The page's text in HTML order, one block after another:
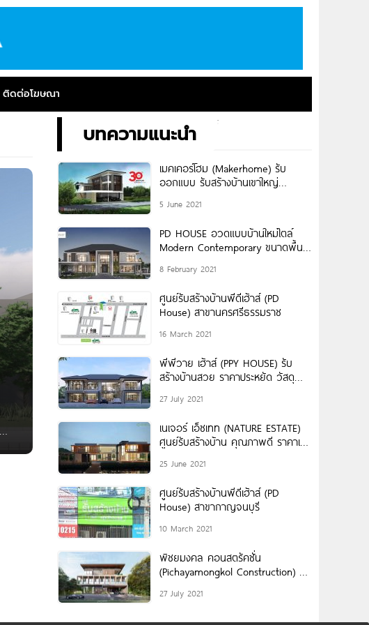
ติดต่อโฆษณา
บทความแนะนำ
เมคเคอร์โฮม (Makerhome) รับ
ออกแบบ รับสร้างบ้านเขาใหญ่
5 June 2021
PD HOUSE อวดแบบบ้านใหม่ไตล์
Modern Contemporary ขนาดพื้นที่
8 February 2021
ศูนย์รับสร้างบ้านพีดีเฮ้าส์ (PD
House) สาขานครศรีธรรมราช
16 March 2021
พีพีวาย เฮ้าส์ (PPY HOUSE) รับ
สร้างบ้านสวย ราคาประหยัด วัสดุ
27 July 2021
เนเจอร์ เอ็ซเทท (NATURE ESTATE)
ศูนย์รับสร้างบ้าน คุณภาพดี ราคาเป็น
25 June 2021
ศูนย์รับสร้างบ้านพีดีเฮ้าส์ (PD
House) สาขากาญจนบุรี
10 March 2021
พิชยมงคล คอนสตรัคชั่น
(Pichayamongkol Construction) รับ
ช่างมืออาชีพ คุมงานทุกขั้นตอนโดย
27 July 2021